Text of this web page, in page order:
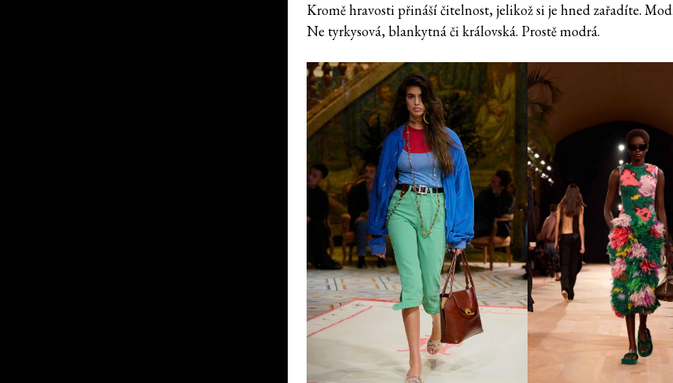
Kromě hravosti přináší čitelnost, jelikož si je hned zařadíte.
Ne tyrkysová, blankytná či královská. Prostě modrá.